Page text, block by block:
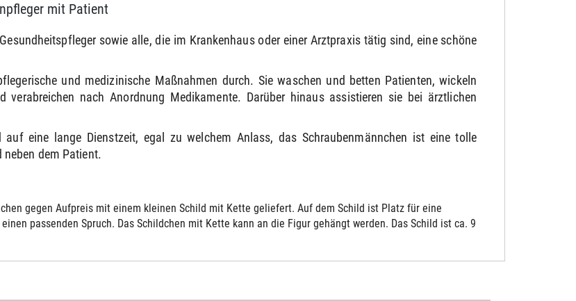
mit Patient
sowie alle, die im Krankenhaus oder einer Arztpraxis tätig sind, eine schöne
und medizinische Maßnahmen durch. Sie waschen und betten Patienten, wickeln
verabreichen nach Anordnung Medikamente. Darüber hinaus assistieren sie bei ärztlichen
eine lange Dienstzeit, egal zu welchem Anlass, das Schraubenmännchen ist eine tolle
dem Patient.
gegen Aufpreis mit einem kleinen Schild mit Kette geliefert. Auf dem Schild ist Platz für eine
passenden Spruch. Das Schildchen mit Kette kann an die Figur gehängt werden. Das Schild ist ca. 9